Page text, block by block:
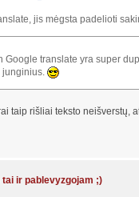
jis mėgsta padelioti
translate yra super
taip rišliai teksto neišverstų,
ir pablevyzgojam ;)